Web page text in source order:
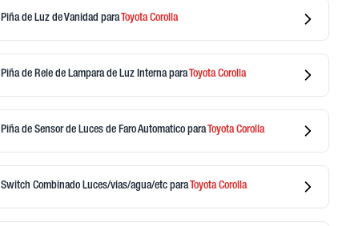
Piña de Luz de Vanidad para ToyotaCorolla
Piña de Rele de Lampara de Luz Interna para ToyotaCorolla
Piña de Sensor de Luces de Faro Automatico para ToyotaCorolla
Switch Combinado Luces/vias/agua/etc para ToyotaCorolla